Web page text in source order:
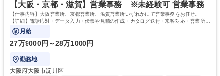
【大阪・京都・滋賀】営業事務 ※未経験可 営業事務
【仕事内容】大阪営業所、京都営業所、滋賀営業所いずれかにて営業事務をお任せ。
【詳細】電話応対・データ入力・伝票や見積の作成・カタログ送付・来客対応・営業所内
で発生する事務業務や業務改善をお任せ。
月給
27万9000円～28万1000円
勤務地
大阪府大阪市淀川区